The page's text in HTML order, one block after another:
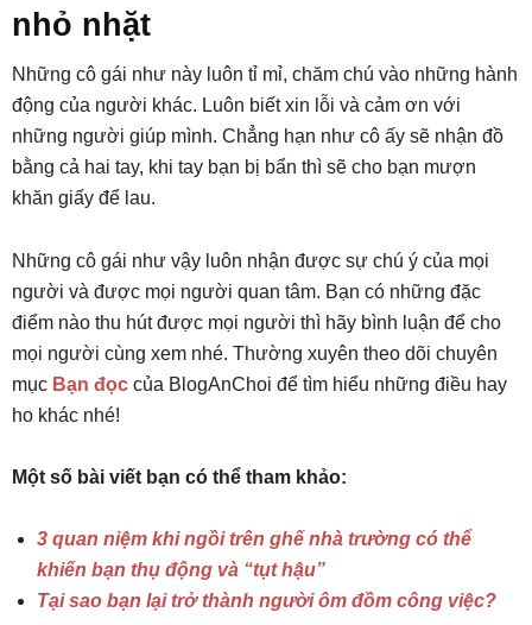
nhỏ nhặt
Những cô gái như này luôn tỉ mỉ, chăm chú vào những hành
động của người khác. Luôn biết xin lỗi và cảm ơn với
những người giúp mình. Chẳng hạn như cô ấy sẽ nhận đồ
bằng cả hai tay, khi tay bạn bị bẩn thì sẽ cho bạn mượn
khăn giấy để lau.
Những cô gái như vậy luôn nhận được sự chú ý của mọi
người và được mọi người quan tâm. Bạn có những đặc
điểm nào thu hút được mọi người thì hãy bình luận để cho
mọi người cùng xem nhé. Thường xuyên theo dõi chuyên
mục Bạn đọc của BlogAnChoi để tìm hiểu những điều hay
ho khác nhé!
Một số bài viết bạn có thể tham khảo:
3 quan niệm khi ngồi trên ghế nhà trường có thể
khiến bạn thụ động và “tụt hậu”
Tại sao bạn lại trở thành người ôm đồm công việc?